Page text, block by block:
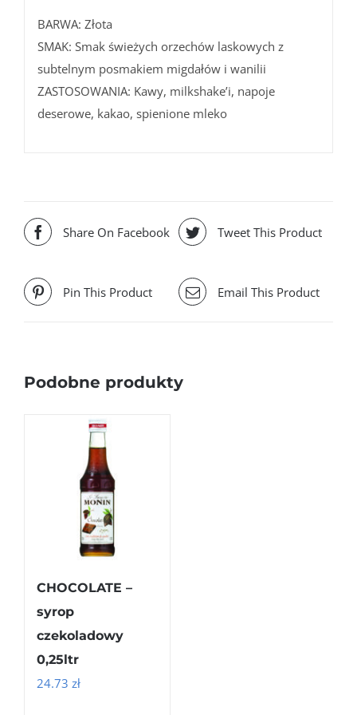
BARWA: Złota
SMAK: Smak świeżych orzechów laskowych z
subtelnym posmakiem migdałów i wanilii
ZASTOSOWANIA: Kawy, milkshake’i, napoje
deserowe, kakao, spienione mleko
Share On Facebook Tweet This Product
Pin This Product Email This Product
Podobne produkty
CHOCOLATE –
syrop
czekoladowy
0,25ltr
24.73 zł